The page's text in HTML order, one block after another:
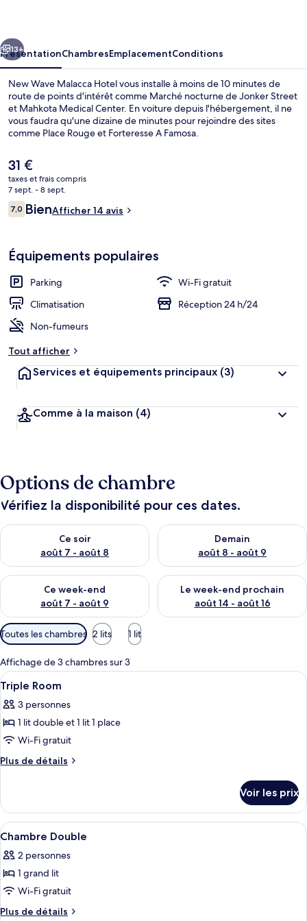
Suivant
13+
PrésentationChambresEmplacementConditions
New Wave Malacca Hotel vous installe à moins de 10 minutes de
route de points d'intérêt comme Marché nocturne de Jonker Street
et Mahkota Medical Center. En voiture depuis l'hébergement, il ne
vous faudra qu'une dizaine de minutes pour rejoindre des sites
comme Place Rouge et Forteresse A Famosa.
Le
prix
actuel
est
de
31 €
taxes et frais compris
7 sept. - 8 sept.
Avis
voyageurs
7,07,0 sur 10
BienAfficher 14 avis
Équipements populaires
Parking
Wi-Fi gratuit
Climatisation
Réception 24 h/24
Non-fumeurs
Tout afficher
Services et équipements principaux (3)
Comme à la maison (4)
Options de chambre
Vérifiez la disponibilité pour ces dates.
Ce soir
août 7 - août 8
Vérifier la disponibilité pour ce soir août 7 - août 8
Demain
août 8 - août 9
Vérifier la disponibilité pour
Ce week-end
août 7 - août 9
Vérifier la disponibilité pour ce week-end août 7 - août 9
Le week-end prochain
août 14 - août 16
Vérifier la disponibilité pour
Filtres
disponibles
pour
les
chambres
Toutes les chambres 2 lits 1 lit
Affichage de 3 chambres sur 3
Afficher
toutes
les
photos
pour
ce
chambre :
Triple
Room
3
Triple Room
3 personnes
1 lit double et 1 lit 1 place
Wi-Fi gratuit
Plus de détails
Plus
le
type
de
Triple
Room
Voir les prix
Afficher
toutes
les
photos
pour
ce
Une chambre à coucher avec un lit,
4
Chambre Double
2 personnes
1 grand lit
Wi-Fi gratuit
Plus de détails
Plus